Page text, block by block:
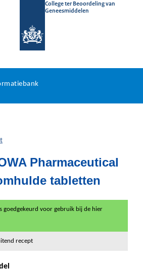
College ter Beoordeling van
Geneesmiddelen
Pharmaceutical
tabletten
goedgekeurd voor gebruik bij de hier
recept